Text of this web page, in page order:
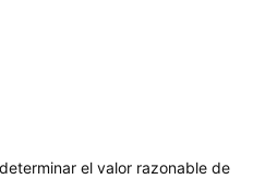
el valor razonable de